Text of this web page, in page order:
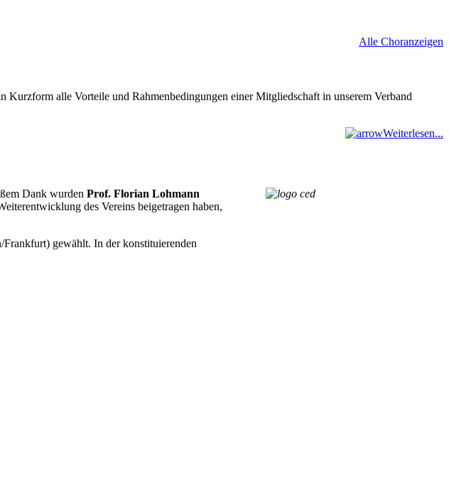
Alle Choranzeigen
alle Vorteile und Rahmenbedingungen einer Mitgliedschaft in unserem Verband
Weiterlesen...
Dank wurden Prof. Florian Lohmann
des Vereins beigetragen haben,
Frankfurt) gewählt. In der konstituierenden